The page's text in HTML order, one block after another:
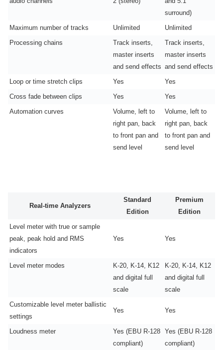
surround)
Maximum number of tracks
Unlimited
Unlimited
Processing chains
Track inserts,
master inserts
and send effects
Track inserts,
master inserts
and send effects
Loop or time stretch clips
Yes
Yes
Cross fade between clips
Yes
Yes
Automation curves
Volume, left to
right pan, back
to front pan and
send level
Volume, left to
right pan, back
to front pan and
send level
Real-time Analyzers
Standard
Edition
Premium
Edition
Level meter with true or sample
peak, peak hold and RMS
indicators
Yes Yes
Level meter modes
K-20, K-14, K12
and digital full
scale
K-20, K-14, K12
and digital full
scale
Customizable level meter ballistic
settings
Yes Yes
Loudness meter
Yes (EBU R-128
compliant)
Yes (EBU R-128
compliant)